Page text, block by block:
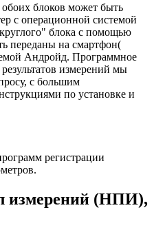
обоих блоков может быть
с операционной системой
блока с помощью
переданы на смартфон(
Андройд. Программное
измерений мы
с большим
по установке и
регистрации
измерений (НПИ),